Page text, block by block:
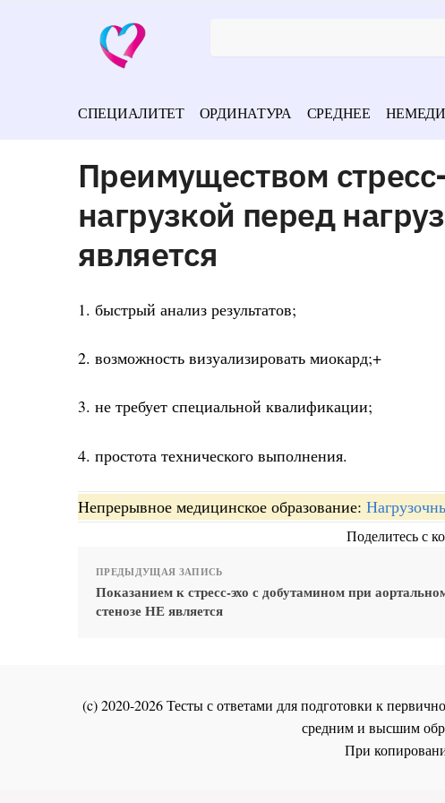
СПЕЦИАЛИТЕТ ОРДИНАТУРА СРЕДНЕЕ
Преимуществом
нагрузкой перед
является
1. быстрый анализ результатов;
2. возможность визуализировать миокард;+
3. не требует специальной квалификации;
4. простота технического выполнения.
Непрерывное медицинское образование:
Поделитесь с
ПРЕДЫДУЩАЯ ЗАПИСЬ
Показанием к стресс-эхо с добутамином при
стенозе НЕ является
(c) 2020-2026 Тесты с ответами для подготовки к
средним и высшим
При